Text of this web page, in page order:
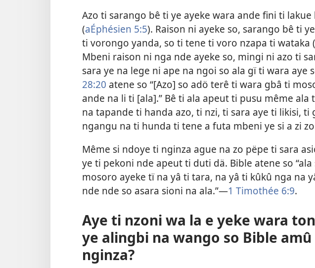
Azo ti sarango bê ti ye ayeke wara ande fini ti lakue
(aÉphésien 5:5). Raison ni ayeke so, sarango bê ti
ti vorongo yanda, so ti tene ti voro nzapa ti wataka (
Mbeni raison ni nga nde ayeke so, mingi ni azo ti
sara ye na lege ni ape na ngoi so ala gï ti wara aye
28:20 atene so “[Azo] so adö terê ti wara gbâ ti
ande na li ti [ala].” Bê ti ala apeut ti pusu même ala
na tapande ti handa azo, ti nzi, ti sara aye ti likisi, ti
ngangu na ti hunda ti tene a futa mbeni ye si a zi
Même si ndoye ti nginza ague na zo pëpe ti sara
ye ti pekoni nde apeut ti duti dä. Bible atene so
mosoro ayeke tï na yâ ti tara, na yâ ti kûkû nga na
nde nde so asara sioni na ala.”—1 Timothée 6:9.
Aye ti nzoni wa la e yeke wara
ye alingbi na wango so Bible
nginza?